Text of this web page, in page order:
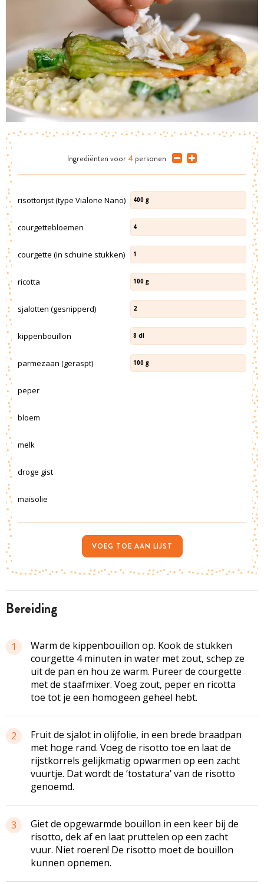
bereiding
1
Warm de kippenbouillon op. Kook de stukken
courgette 4 minuten in water met zout, schep ze
uit de pan en hou ze warm. Pureer de courgette
met de staafmixer. Voeg zout, peper en ricotta
toe tot je een homogeen geheel hebt.
2
Fruit de sjalot in olijfolie, in een brede braadpan
met hoge rand. Voeg de risotto toe en laat de
rijstkorrels gelijkmatig opwarmen op een zacht
vuurtje. Dat wordt de ’tostatura’ van de risotto
genoemd.
3
Giet de opgewarmde bouillon in een keer bij de
risotto, dek af en laat pruttelen op een zacht
vuur. Niet roeren! De risotto moet de bouillon
kunnen opnemen.
Ingrediënten voor 4 personen
risottorijst (type Vialone Nano) 400 g
courgettebloemen 4
courgette (in schuine stukken) 1
ricotta 100 g
sjalotten (gesnipperd) 2
kippenbouillon 8 dl
parmezaan (geraspt) 100 g
peper
bloem
melk
droge gist
maïsolie
VOEG TOE AAN LIJST